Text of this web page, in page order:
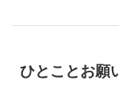
ひとことお